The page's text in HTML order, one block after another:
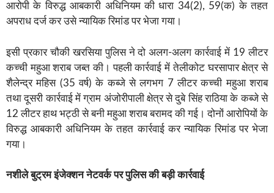
आरोपी के विरुद्ध आबकारी अधिनियम की धारा 34(2), 59(क) के तहत
अपराध दर्ज कर उसे न्यायिक रिमांड पर भेजा गया।
इसी प्रकार चौकी खरसिया पुलिस ने दो अलग-अलग कार्रवाई में 19 लीटर
कच्ची महुआ शराब जब्त की। पहली कार्रवाई में तेलीकोट घरसापार क्षेत्र से
शैलेन्द्र महिस (35 वर्ष) के कब्जे से लगभग 7 लीटर कच्ची महुआ शराब
तथा दूसरी कार्रवाई में ग्राम अंजोरीपाली क्षेत्र से दुबे सिंह राठिया के कब्जे से
12 लीटर हाथ भट्ठी से बनी महुआ शराब बरामद की गई। दोनों आरोपियों के
विरुद्ध आबकारी अधिनियम के तहत कार्रवाई कर न्यायिक रिमांड पर भेजा
गया।
नशीले बुट्रम इंजेक्शन नेटवर्क पर पुलिस की बड़ी कार्रवाई